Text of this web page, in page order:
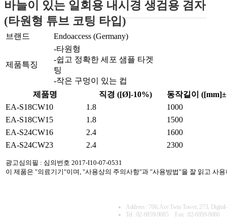
바늘이 있는 일회용 내시경 생검용 겸자
(타원형 튜브 코팅 타입)
브랜드 Endoaccess (Germany)
제품특징
-타원형
-쉽고 정확한 세포 샘플 타겟
팅
-작은 구멍이 있는 컵
제품명
직경 ([Ø]-10%)
동작길이
EA-S18CW10
1.8
1000
EA-S18CW15
1.8
1500
EA-S24CW16
2.4
1600
EA-S24CW23
2.4 2300
광고심의필 : 심의번호 2017-I10-07-0531
이 제품은 "의료기기"이며, "사용상의 주의사항"과 "사용방법"을 잘 읽고 사
Address : 706, Ace Twin Tower, 273,
Tel : 02-6959-9085 Fax : 02-6959-9086